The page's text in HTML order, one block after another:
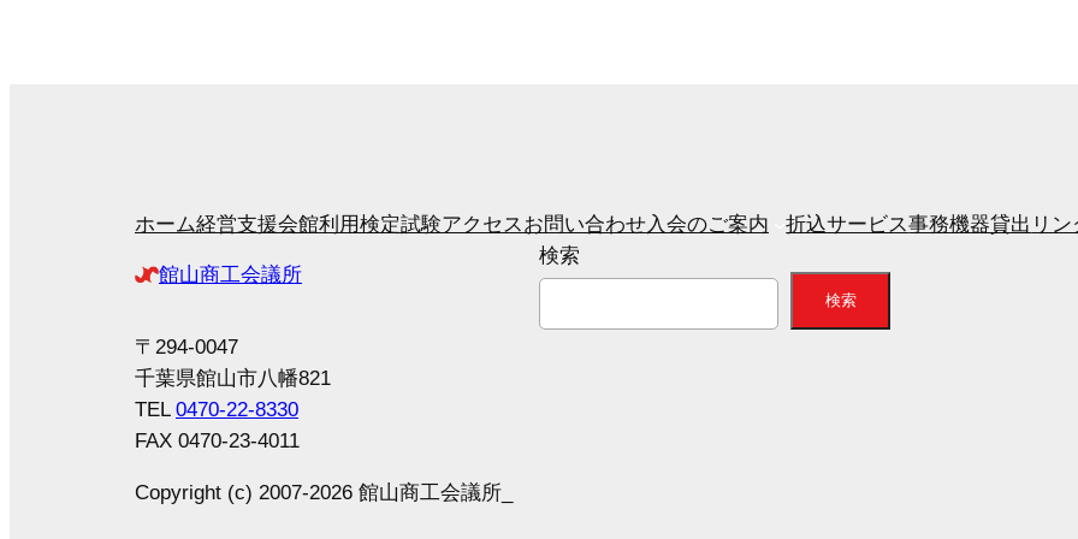
ホーム経営支援会館利用検定試験アクセス お問い合わせ入会のご案内 折込サービス事務機器貸出 リ
館山商工会議所
〒294-0047
千葉県館山市八幡821
TEL 0470-22-8330
FAX 0470-23-4011
Copyright (c) 2007-2026 館山商工会議所_
検索
検索